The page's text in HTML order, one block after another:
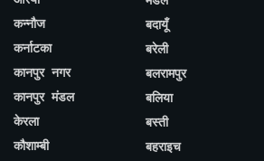
कन्नौज
कर्नाटका
कानपुर नगर
कानपुर मंडल
केरला
कौशाम्बी
बदायूँ
बरेली
बलरामपुर
बलिया
बस्ती
बहराइच